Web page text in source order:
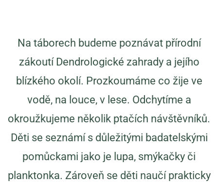
Na táborech budeme poznávat přírodní
zákoutí Dendrologické zahrady a jejího
blízkého okolí. Prozkoumáme co žije ve
vodě, na louce, v lese. Odchytíme a
okroužkujeme několik ptačích návštěvníků.
Děti se seznámí s důležitými badatelskými
pomůckami jako je lupa, smýkačky či
planktonka. Zároveň se děti naučí prakticky